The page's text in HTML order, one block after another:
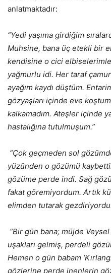
anlatmaktadır:
“Yedi yaşıma girdiğim
Muhsine, bana üç etekli bir
kendisine o cici
yağmurlu idi. Her taraf
ayağım kaydı düştüm.
gözyaşları içinde eve
kalkamadım. Ateşler içinde
hastalığına tutulmuşum.”
“Çok geçmeden sol
yüzünden o gözümü
gözüme perde indi. Sağ
fakat göremiyordum. Artık
elimden tutarak
“Bir gün bana; müjde
uşakları gelmiş, perdeli
Hemen o gün babam
gözlerine perde inenlerin